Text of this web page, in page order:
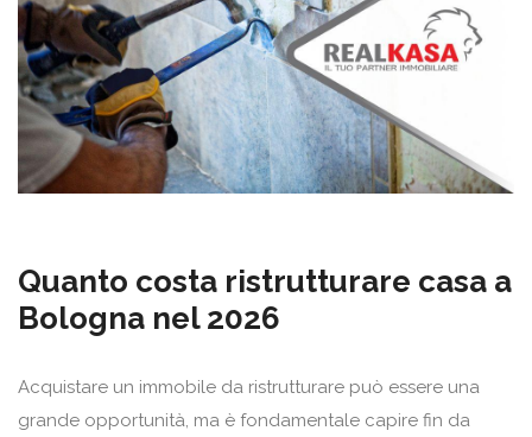
Quanto costa ristrutturare casa a
Bologna nel 2026
Acquistare un immobile da ristrutturare può essere una
grande opportunità, ma è fondamentale capire fin da